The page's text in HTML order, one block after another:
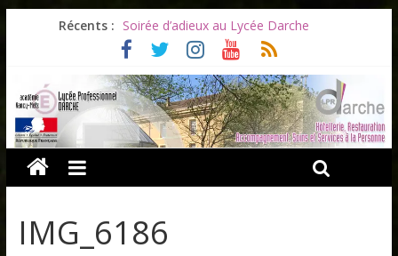
Récents : Soirée d’adieux au Lycée Darche
Les ULiS en haut du podium
Océane et la promotion du bénévolat
Bonnes vacances à tous !
Infos rentrée septembre 2026
IMG_6186